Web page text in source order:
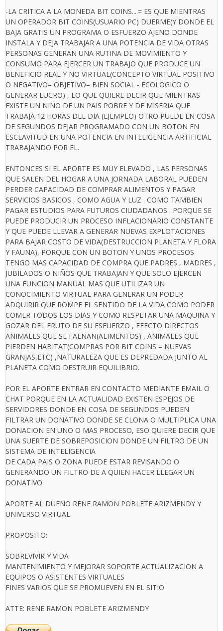
-LA CRITICA A LA MONEDA BIT COINS....= ES QUE MIENTRAS
UN OPERADOR BIT COINS(USUARIO PC) DUERME(Y DONDE EL
BAJA GRATIS UN PROGRAMA O ESFUERZO AJENO DONDE
INSTALA Y DEJA TRABAJAR A UNA POTENCIA DE VIDA OTRAS
PERSONAS GENERAN UNA RUTINA DE MOVIMIENTO Y
CONSUMO PARA EJERCER UN TRABAJO QUE PRODUCE UN
BENEFICIO REAL Y NO VIRTUAL(CONCEPTO VIRTUAL POSITIVO
O NEGATIVO= OBJETIVO= BIEN SOCIAL - ECOLOGICO O
GENERAR LUCRO) , LO QUE QUIERE DECIR QUE MIENTRAS
EXISTE UN NIÑO DE UN PAIS POBRE Y DE MISERIA QUE
TRABAJA 12 HORAS DEL DIA (EJEMPLO) OTRO PUEDE EN COSA
DE SEGUNDOS DEJAR PROGRAMADO CON UN BOTON EN
ESCLAVITUD EN UNA POTENCIA EN INTELIGENCIA ARTIFICIAL
TRABAJANDO POR EL.
ENTONCES SI EL APORTE ES MUY ELEVADO , LAS PERSONAS
QUE SALEN DEL HOGAR A UNA JORNADA LABORAL PUEDEN
PERDER CAPACIDAD DE COMPRAR ALIMENTOS Y PAGAR
SERVICIOS BASICOS , COMO AGUA Y LUZ . COMO TAMBIEN
PAGAR ESTUDIOS PARA FUTUROS CIUDADANOS . PORQUE SE
PUEDE PRODUCIR UN PROCESO INFLACIONARIO CONSTANTE
Y QUE PUEDE LLEVAR A GENERAR NUEVAS EXPLOTACIONES
PARA BAJAR COSTO DE VIDA(DESTRUCCION PLANETA Y FLORA
Y FAUNA), PORQUE CON UN BOTON Y UNOS PROCESOS
TENGO MAS CAPACIDAD DE COMPRA QUE PADRES , MADRES ,
JUBILADOS O NIÑOS QUE TRABAJAN Y QUE SOLO EJERCEN
UNA FUNCION MANUAL MAS QUE UTILIZAR UN
CONOCIMIENTO VIRTUAL PARA GENERAR UN PODER
ADQUIRIR QUE ROMPE EL SENTIDO DE LA VIDA COMO PODER
COMER TODOS LOS DIAS Y COMO RESPETAR UNA MAQUINA Y
GOZAR DEL FRUTO DE SU ESFUERZO , EFECTO DIRECTOS
ANIMALES QUE SE FAENAN(ALIMENTOS) , ANIMALES QUE
PIERDEN HABITAT(COMPRAS POR BIT COINS = NUEVAS
GRANJAS,ETC) ,NATURALEZA QUE ES DEPREDADA JUNTO AL
PLANETA COMO DESTRUIR EQUILIBRIO.
POR EL APORTE ENTRAR EN CONTACTO MEDIANTE EMAIL O
CHAT PORQUE EN LA ACTUALIDAD EXISTEN ESPEJOS DE
SERVIDORES DONDE EN COSA DE SEGUNDOS PUEDEN
FILTRAR UN DONATIVO DONDE SE CLONA O MULTIPLICA UNA
DONACION EN UNO O MAS PROCESO, ESO QUIERE DECIR QUE
UNA SUERTE DE SOBREPOSICION DONDE UN FILTRO DE UN
SISTEMA DE INTELIGENCIA
DE CADA PAIS O ZONA PUEDE ESTAR REVISANDO O
GENERANDO UN FILTRO DE A QUIEN HACER LLEGAR UN
DONATIVO.
APORTE AL DUEÑO RENE RAMON POBLETE ARIZMENDY Y
UNIVERSO VIRTUAL
PROPOSITO:
SOBREVIVIR Y VIDA
MANTENIMIENTO Y MEJORAR SOPORTE ACTUALIZACION A
EQUIPOS O ASISTENTES VIRTUALES
FINES VARIOS QUE SE PROMUEVEN EN EL SITIO
ATTE: RENE RAMON POBLETE ARIZMENDY